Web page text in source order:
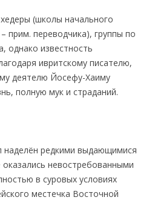
(школы начального
прим. переводчика), группы по
однако известность
ивритскому писателю,
деятелю Йосефу-Хаиму
полную мук и страданий.
редкими выдающимися
невостребованными
в суровых условиях
местечка Восточной